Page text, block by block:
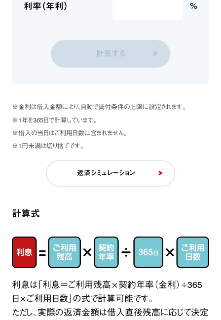
利率（年利） %
計算する
※金利は借入金額により、自動で貸付条件の上限に設定されます。
※1年を365日で計算しています。
※借入の当日はご利用日数に含まれません。
※1円未満は切り捨てです。
返済シミュレーション
計算式
利息は「利息＝ご利用残高×契約年率（金利）÷365
日×ご利用日数」の式で計算可能です。
ただし、実際の返済金額は借入直後残高に応じて決定